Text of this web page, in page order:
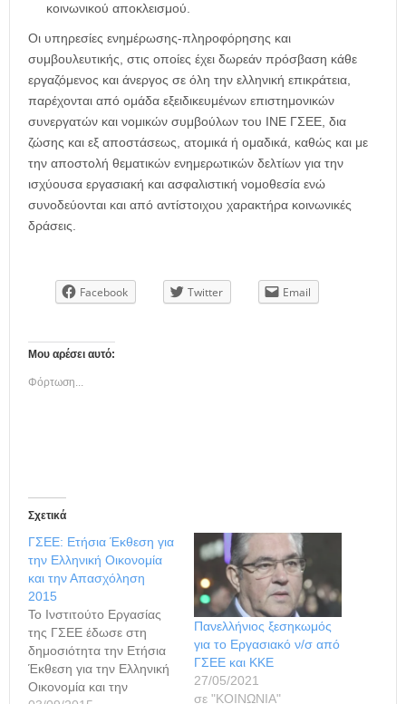
κοινωνικού αποκλεισμού.
Οι υπηρεσίες ενημέρωσης-πληροφόρησης και
συμβουλευτικής, στις οποίες έχει δωρεάν πρόσβαση κάθε
εργαζόμενος και άνεργος σε όλη την ελληνική επικράτεια,
παρέχονται από ομάδα εξειδικευμένων επιστημονικών
συνεργατών και νομικών συμβούλων του ΙΝΕ ΓΣΕΕ, δια
ζώσης και εξ αποστάσεως, ατομικά ή ομαδικά, καθώς και με
την αποστολή θεματικών ενημερωτικών δελτίων για την
ισχύουσα εργασιακή και ασφαλιστική νομοθεσία ενώ
συνοδεύονται και από αντίστοιχου χαρακτήρα κοινωνικές
δράσεις.
Facebook Twitter Email
Μου αρέσει αυτό:
Φόρτωση...
Σχετικά
ΓΣΕΕ: Ετήσια Έκθεση για
την Ελληνική Οικονομία
και την Απασχόληση
2015
Το Ινστιτούτο Εργασίας
της ΓΣΕΕ έδωσε στη
δημοσιότητα την Ετήσια
Έκθεση για την Ελληνική
Οικονομία και την
Πανελλήνιος ξεσηκωμός
για το Εργασιακό ν/σ από
ΓΣΕΕ και ΚΚΕ
27/05/2021
σε "ΚΟΙΝΩΝΙΑ"